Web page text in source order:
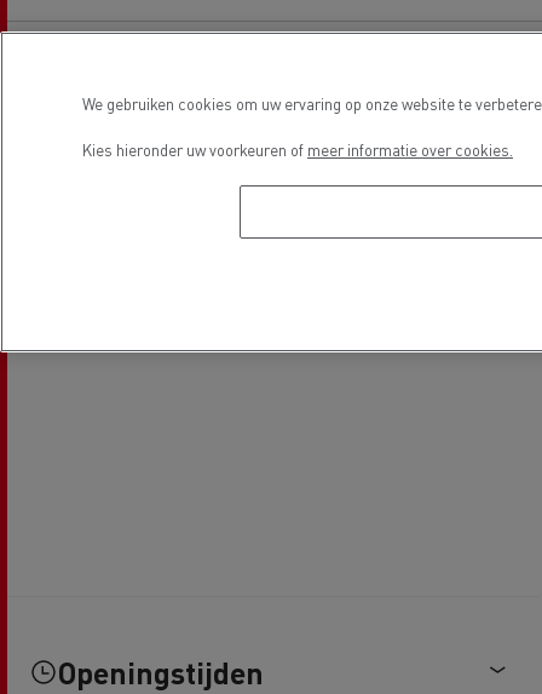
Openingstijden
We gebruiken cookies om uw ervaring op onze website te
Kies hieronder uw voorkeuren of meer informatie over cookies.